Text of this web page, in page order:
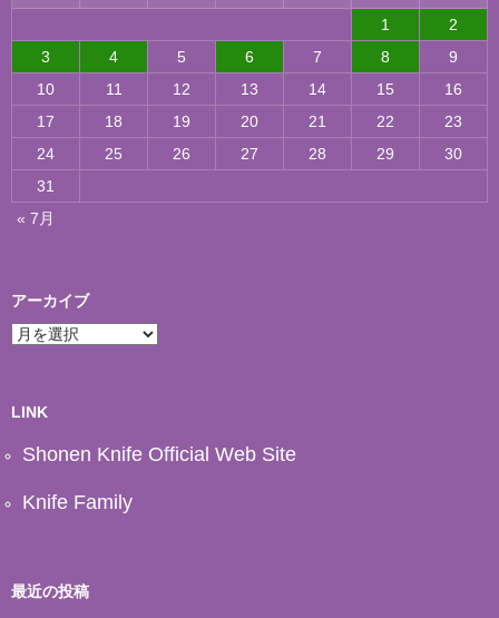
1
2
3
4 5 6 7 8
9
10
11 12 13 14 15
16
17
18 19 20 21 22
23
24
25 26 27 28 29
30
31
« 7月
アーカイブ
ア
ブ
LINK
Shonen Knife Official Web Site
Knife Family
最近の投稿